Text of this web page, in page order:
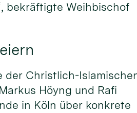
bekräftigte Weihbischof
der Christlich-
Höyng und Rafi
in Köln über konkrete